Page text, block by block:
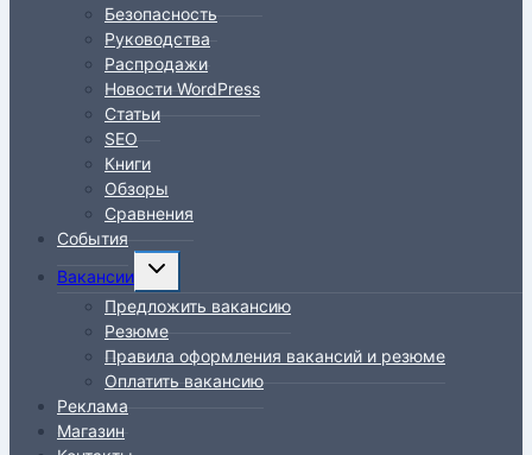
Безопасность
Руководства
Распродажи
Новости WordPress
Статьи
SEO
Книги
Обзоры
Сравнения
События
Вакансии
Переключить
дочернее
меню
Предложить вакансию
Резюме
Правила оформления вакансий и резюме
Оплатить вакансию
Реклама
Магазин